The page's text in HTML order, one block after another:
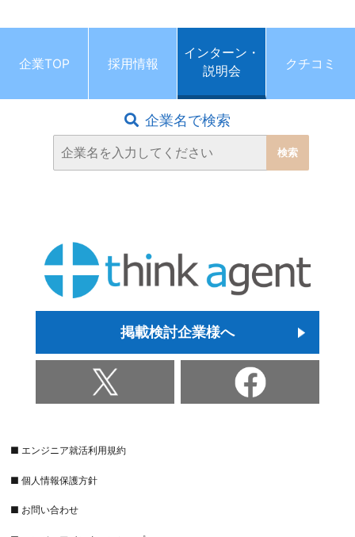
企業TOP 採用情報
インターン・
説明会
クチコミ
企業名で検索
掲載検討企業様へ
■ エンジニア就活利用規約
■ 個人情報保護方針
■ お問い合わせ